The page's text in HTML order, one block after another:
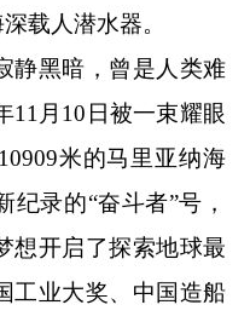
载人潜水器。
黑暗，曾是人类难
11月10日被一束耀眼
米的马里亚纳海
录的“奋斗者”号，
想开启了探索地球最
工业大奖、中国造船